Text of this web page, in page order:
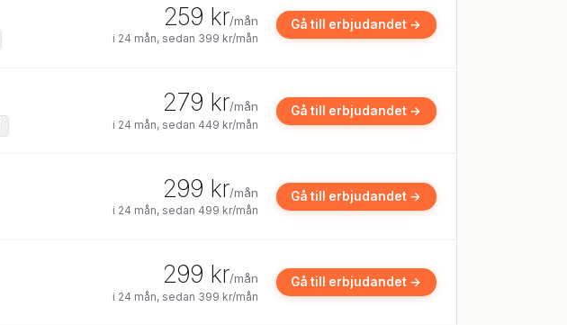
259 kr/mån
i 24 mån, sedan 399 kr/mån
Gå till erbjudandet →
279 kr/mån
i 24 mån, sedan 449 kr/mån
Gå till erbjudandet →
299 kr/mån
i 24 mån, sedan 499 kr/mån
Gå till erbjudandet →
299 kr/mån
i 24 mån, sedan 399 kr/mån
Gå till erbjudandet →